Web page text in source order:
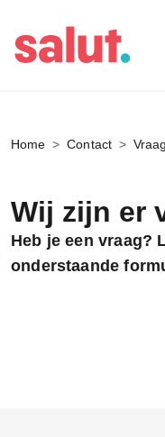
Home Contact
Wij zijn er
Heb je een vraag?
onderstaande